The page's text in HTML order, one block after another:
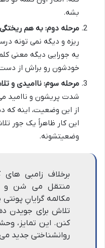
بشه.
مرحله دوم: به هم
ریزه و دیگه نمی تونه
یه جورایی دیگه معنی
خودشون رو براش از
مرحله سوم: ناامیدی و
شدت پریشون و ناامید
از این وضعیت، اینه که
این کار ظاهراً یک جور
وضعیتشونه.
برخلاف زامبی
منتقل می شن و
مکالمه گرایانِ
تلاش برای جویدن
کنن. این تمایز،
روانشناختی جدید می